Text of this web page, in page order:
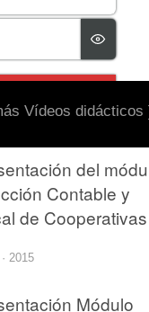
Vídeos didácticos
del
Contable y
de Cooperativas
2015
Módulo